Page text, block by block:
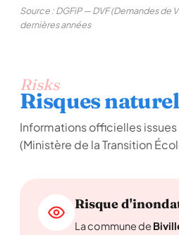
Source : DGFiP — DVF (Demandes de
dernières années
Risks
Risques
Informations officielles
(Ministère de la Transition
Risque
La commune de